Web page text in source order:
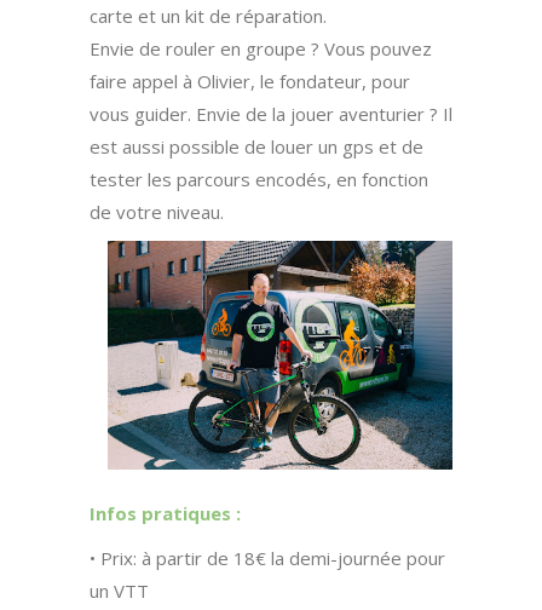
carte et un kit de réparation.
Envie de rouler en groupe ? Vous pouvez
faire appel à Olivier, le fondateur, pour
vous guider. Envie de la jouer aventurier ? Il
est aussi possible de louer un gps et de
tester les parcours encodés, en fonction
de votre niveau.
Infos pratiques :
• Prix: à partir de 18€ la demi-journée pour
un VTT